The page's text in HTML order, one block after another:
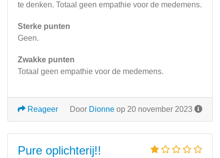
te denken. Totaal geen empathie voor de medemens.
Sterke punten
Geen.
Zwakke punten
Totaal geen empathie voor de medemens.
Door Dionne op 20 november 2023
Reageer
Pure oplichterij!!